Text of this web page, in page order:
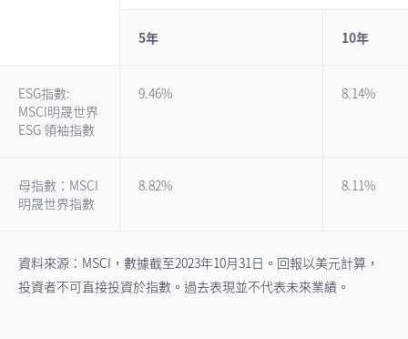
5年 10年
ESG指數:
MSCI明晟世界
ESG 領袖指數
9.46% 8.14%
母指數：MSCI
明晟世界指數
8.82% 8.11%
資料來源：MSCI，數據截至2023年10月31日。回報以美元計算，
投資者不可直接投資於指數。過去表現並不代表未來業績。